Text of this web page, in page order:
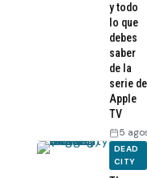
y todo
lo que
debes
saber
de la
serie de
Apple
TV
5
DEAD
CITY